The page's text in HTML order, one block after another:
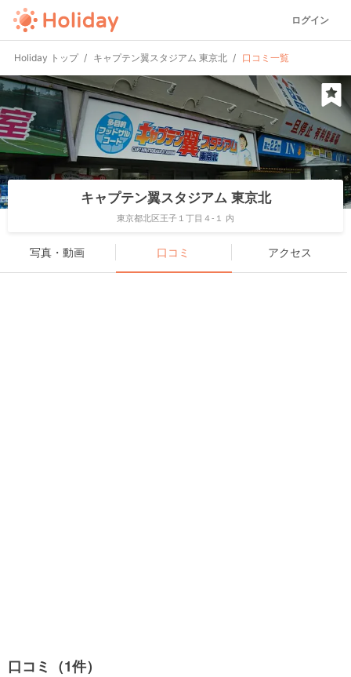
ログイン
Holiday トップ キャプテン翼スタジアム 東京北 口コミ一覧
キャプテン翼スタジアム 東京北
東京都北区王子１丁目４-１ 内
写真・動画 口コミ アクセス
口コミ（1件）